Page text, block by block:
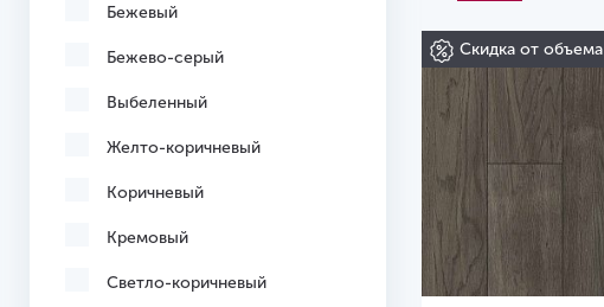
Бежевый
Бежево-серый
Выбеленный
Желто-коричневый
Коричневый
Кремовый
Светло-коричневый
Скидка от объема